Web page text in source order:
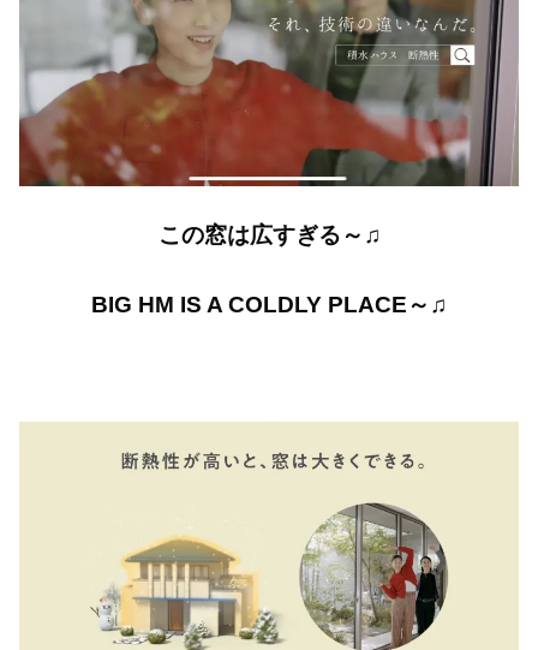
この窓は広すぎる～♫
BIG HM IS A COLDLY PLACE～♫